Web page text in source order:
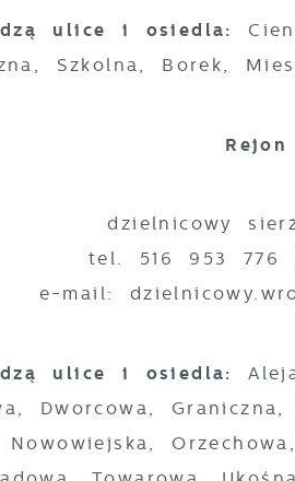
ulice i osiedla:
Szkolna, Borek,
dzielnicowy
tel. 516 953 776
e-mail:
ulice i osiedla:
Dworcowa,
Nowowiejska,
dokonać zmiany swoich